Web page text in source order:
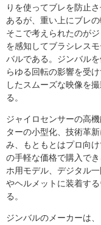
りを使ってブレを防止
あるが、重い上にブレの
そこで考えられたのが
を感知してブラシレス
バルである。ジンバル
らゆる回転の影響を受
したスムーズな映像を
る。
ジャイロセンサーの高
ターの小型化、技術革
み、もともとはプロ向
の手軽な価格で購入で
ホ用モデル、デジタル
やヘルメットに装着す
る。
ジンバルのメーカーは